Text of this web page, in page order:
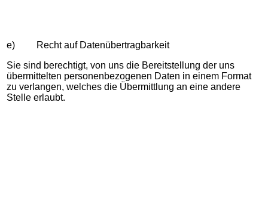
e) Recht auf Datenübertragbarkeit
Sie sind berechtigt, von uns die Bereitstellung der uns
übermittelten personenbezogenen Daten in einem Format
zu verlangen, welches die Übermittlung an eine andere
Stelle erlaubt.